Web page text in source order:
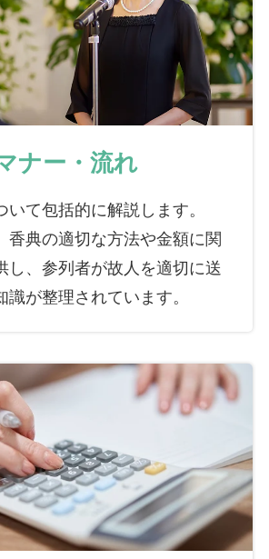
ナー・流れ
て包括的に解説します。
香典の適切な方法や金額に関
し、参列者が故人を適切に送
識が整理されています。